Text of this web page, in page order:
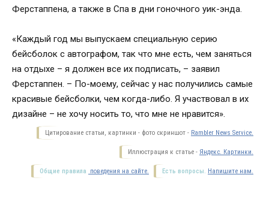
Ферстаппена, а также в Спа в дни гоночного уик-энда.
«Каждый год мы выпускаем специальную серию
бейсболок с автографом, так что мне есть, чем заняться
на отдыхе – я должен все их подписать, – заявил
Ферстаппен. – По-моему, сейчас у нас получились самые
красивые бейсболки, чем когда-либо. Я участвовал в их
дизайне – не хочу носить то, что мне не нравится».
Цитирование статьи, картинки - фото скриншот - Rambler News Service.
Иллюстрация к статье - Яндекс. Картинки.
Есть вопросы. Напишите нам.
Общие правила поведения на сайте.